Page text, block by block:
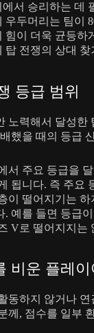
에서 승리하는 데
우두머리는 팀이
힘이 더욱 균등하
탑 전쟁의 상대
등급 범위
노력해서 달성한
했을 때의 등급
서 주요 등급을
됩니다. 즉 주요
이 떨어지기는
. 예를 들면 등급
V로 떨어지지는
비운 플레
동하지 않거나
께, 점수를 일부